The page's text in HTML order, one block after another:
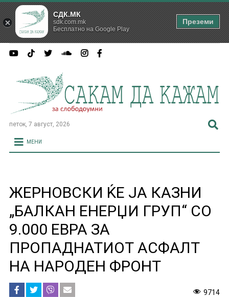
петок, 7 август, 2026
МЕНИ
ЖЕРНОВСКИ ЌЕ ЈА КАЗНИ
„БАЛКАН ЕНЕРЏИ ГРУП“ СО
9.000 ЕВРА ЗА
ПРОПАДНАТИОТ АСФАЛТ
НА НАРОДЕН ФРОНТ
9714
СДК.МК
sdk.com.mk
Бесплатно на Google Play
Преземи